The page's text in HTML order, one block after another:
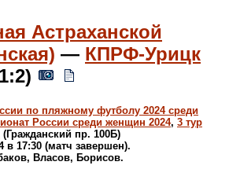
Астраханской
— КПРФ-Урицк
по пляжному футболу 2024 среди
России среди женщин 2024, 3 тур
(Гражданский пр. 100Б)
в 17:30 (матч завершен).
Власов, Борисов.